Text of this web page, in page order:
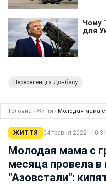
Переселенці з Донбасу
Головна › Життя › Молодая мама с
ЖИТТЯ 04 травня 2022 · 10:31
Молодая мама с
месяца провела в
"Азовстали":